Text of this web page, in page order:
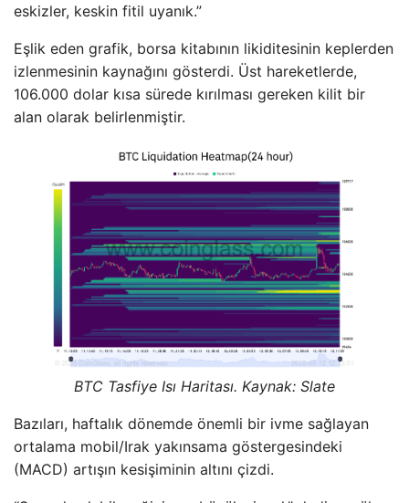
eskizler, keskin fitil uyanık.”
Eşlik eden grafik, borsa kitabının likiditesinin keplerden
izlenmesinin kaynağını gösterdi. Üst hareketlerde,
106.000 dolar kısa sürede kırılması gereken kilit bir
alan olarak belirlenmiştir.
BTC Tasfiye Isı Haritası. Kaynak: Slate
Bazıları, haftalık dönemde önemli bir ivme sağlayan
ortalama mobil/Irak yakınsama göstergesindeki
(MACD) artışın kesişiminin altını çizdi.